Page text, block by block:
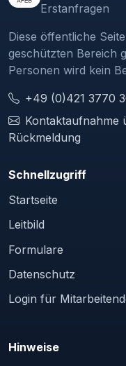
Erstanfragen
Diese öffentliche
geschützten Bereich
Personen wird kein
+49 (0)421 3770
Kontaktaufnahme
Rückmeldung
Schnellzugriff
Startseite
Leitbild
Formulare
Datenschutz
Login für
Hinweise